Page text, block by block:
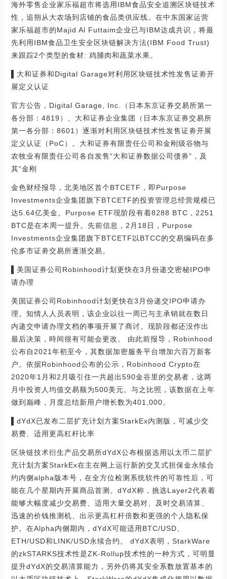
海外零售企业家乐福超市将选用IBM食品安全追溯区块链技术
性，追朔从大农场到店铺的食品类供应线。在中东国家运营
家乐福超市的Majid Al Futtaim企业已与IBM达成共识，将最
先利用IBM食品卫生安全区块链解决方法(IBM Food Trust)
来跟踪2个类型的食材: 鸡脯肉和蔬菜水果。
▌大和证券和Digital Garage对利用区块链技术性发售证劵开
展定义认证
官方公告，Digital Garage, Inc.（日本东京证券交易所第一
各分部：4819）、大和证券企业集团（日本东京证券交易所
第一各分部：8601）逐渐对利用区块链技术性发售证劵开展
定义认证（PoC）。大和证券有限责任公司和金刚级谷物与
农牧业有限责任公司各自发售“大和证券数据公司债券”，及
其“金刚
金色财经报导，北美地区首个BTCETF，即Purpose
Investments企业集团旗下BTCETF的投资管理总经营规模已
达5.64亿美金。Purpose ETF现阶段有着8288 BTC，2251
BTC是在本周一提升。先前信息，2月18日，Purpose
Investments企业集团旗下BTCETF以BTCC的交易编码在多
伦多市证劵交易所逐渐交易。
▌美国证券公司Robinhood计划更快在3月份递交密秘IPO申
请办理
美国证券公司Robinhood计划更快在3月份递交IPO申请办
理。知情人人员表明，该企业以往一周已与主承销就在数日
内递交申请办理文档的事项开展了商讨。现阶段都还没作出
最后决策，時间很有可能会更改。 由此前报导，Robinhood
公布自2021年初至今，其数据加密服务平台增加六百万新客
户。依据Robinhood公布的公示，Robinhood Crypto在
2020年1月和2月吸引住一共超出590金谷里的交易者，这两
月中投资人均值交易额为500美元。与之比照，该数据在上年
做到巅峰，月度总结新用户增长数为401,000。
▌dYdX已发布二层扩充计划方案StarkEx内测版，可减少交
易费、适用更高杠杆比率
区块链技术衍生产品交易所dYdX公布根据选用以太币二层扩
充计划方案StarkEx在主在网上运行新的交叉式担保金永续合
约内侧alpha版本号，在全方位检测系统软件的可靠性后，可
能在几个星期内开展商品首测。dYdX称，挑选Layer2代表着
能够大幅度减少交易费、适用大量交易对、及时交易清算、
迅速的价钱推测机、出示更高杠杆倍数和更强的个人隐私保
护。在Alpha内侧期内，dYdX可能适用BTC/USD、
ETH/USD和LINK/USD永续合约。 dYdX表明，StarkWare
的zkSTARKS技术性是ZK-Rollup技术性的一种方式，可明显
提升dYdX的交易清算能力，另外仍将其安全系数放置基本的